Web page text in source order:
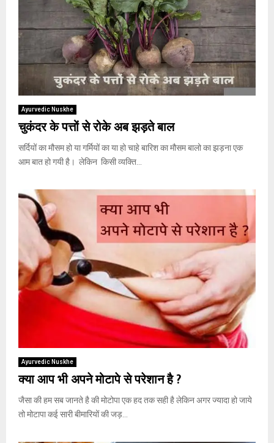
Ayurvedic Nuskhe
चुकंदर के पत्तों से रोके अब झड़ते बाल
सर्दियों का मौसम हो या गर्मियों का या हो चाहे बारिश का मौसम बालो का झड़ना एक
आम बात हो गयी है। लेकिन किसी व्यक्ति...
Ayurvedic Nuskhe
क्या आप भी अपने मोटापे से परेशान है ?
जैसा की हम सब जानते है की मोटोपा एक हद तक सही है लेकिन अगर ज्यादा हो जाये
तो मोटापा कई सारी बीमारियों की जड़...